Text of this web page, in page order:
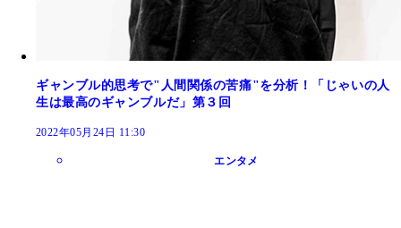
ギャンブル的思考で"人間関係の苦痛"を分析！「じゃいの人
生は最高のギャンブルだ」第３回
2022年05月24日 11:30
エンタメ